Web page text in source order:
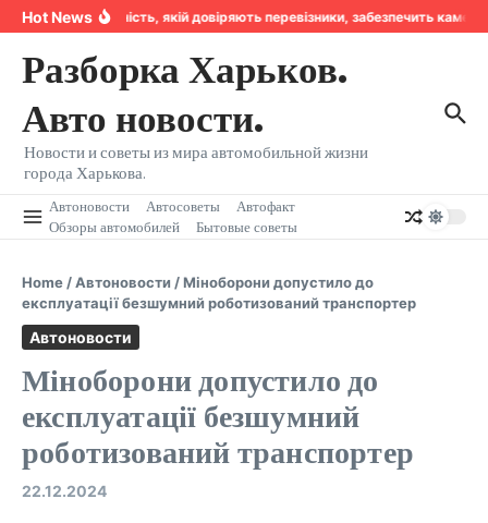
Перейти к содержанию
Hot NewsНадійність, якій довіряють перевізники, забезпечить
Разборка Харьков.
Авто новости.
Новости и советы из мира автомобильной жизни
города Харькова.
Автоновости Автосоветы
Автофакт
Обзоры автомобилей
Бытовые советы
Home /Автоновости /Міноборони допустило до
експлуатації безшумний роботизований транспортер
Автоновости
Міноборони допустило до
експлуатації безшумний
роботизований транспортер
22.12.2024